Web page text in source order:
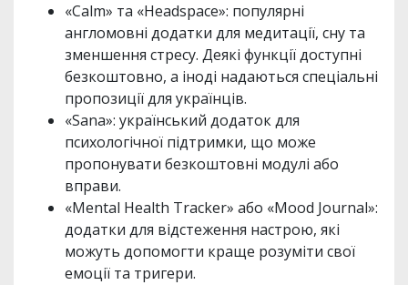
«Calm» та «Headspace»: популярні
англомовні додатки для медитації, сну та
зменшення стресу. Деякі функції доступні
безкоштовно, а іноді надаються спеціальні
пропозиції для українців.
«Sana»: український додаток для
психологічної підтримки, що може
пропонувати безкоштовні модулі або
вправи.
«Mental Health Tracker» або «Mood Journal»:
додатки для відстеження настрою, які
можуть допомогти краще розуміти свої
емоції та тригери.